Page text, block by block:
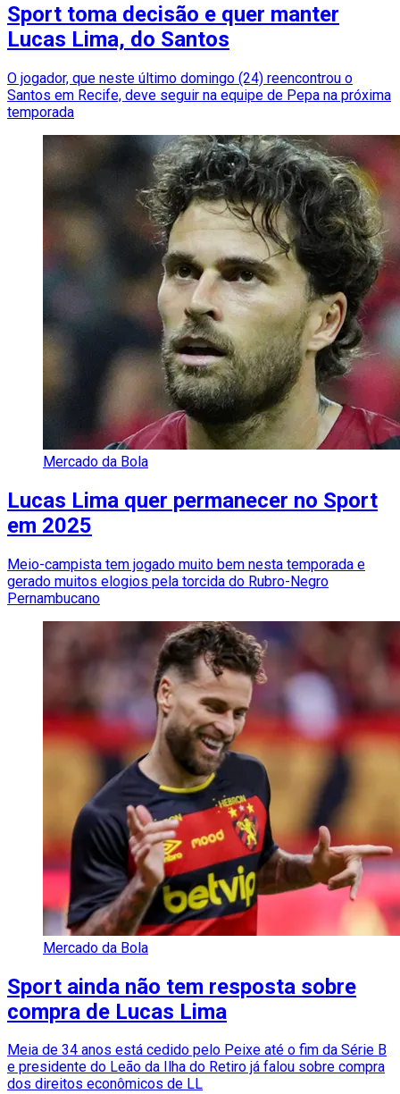
Sport toma decisão e quer manter
Lucas Lima, do Santos
O jogador, que neste último domingo (24) reencontrou o
Santos em Recife, deve seguir na equipe de Pepa na próxima
temporada
Mercado da Bola
Lucas Lima quer permanecer no Sport
em 2025
Meio-campista tem jogado muito bem nesta temporada e
gerado muitos elogios pela torcida do Rubro-Negro
Pernambucano
Mercado da Bola
Sport ainda não tem resposta sobre
compra de Lucas Lima
Meia de 34 anos está cedido pelo Peixe até o fim da Série B
e presidente do Leão da Ilha do Retiro já falou sobre compra
dos direitos econômicos de LL